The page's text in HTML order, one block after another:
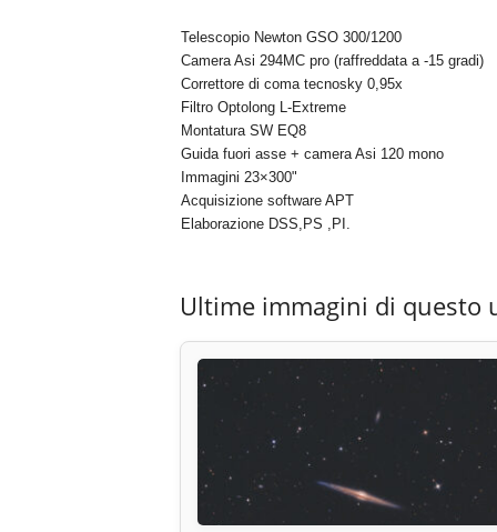
Telescopio Newton GSO 300/1200
Camera Asi 294MC pro (raffreddata a -15 gradi)
Correttore di coma tecnosky 0,95x
Filtro Optolong L-Extreme
Montatura SW EQ8
Guida fuori asse + camera Asi 120 mono
Immagini 23×300"
Acquisizione software APT
Elaborazione DSS,PS ,PI.
Ultime immagini di questo